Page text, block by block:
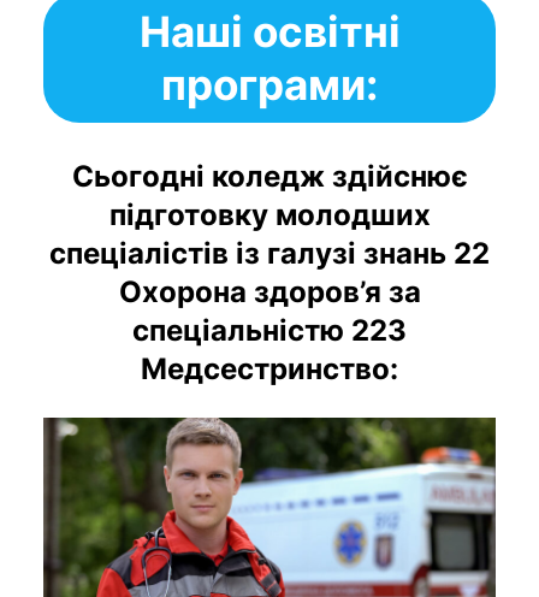
Наші освітні
програми:
Сьогодні коледж здійснює
підготовку молодших
спеціалістів із галузі знань 22
Охорона здоров’я за
спеціальністю 223
Медсестринство: